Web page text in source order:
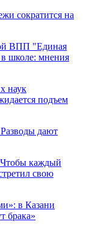
сократится на
ВПП "Единая
школе: мнения
наук
подъем
дают
каждый
свою
в Казани
брака»